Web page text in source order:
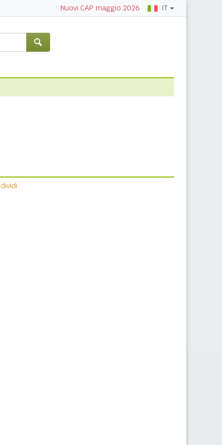
Nuovi CAP maggio 2026 IT